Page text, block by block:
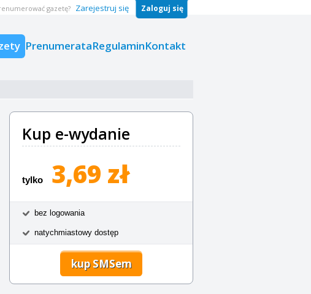
PrenumerataRegulaminKontakt
gazetę? Zarejestruj się Zaloguj się
Kup e-wydanie
tylko 3,69 zł
bez logowania
natychmiastowy dostęp
kup SMSem